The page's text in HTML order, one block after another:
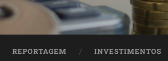
REPORTAGEM INVESTIMENTOS